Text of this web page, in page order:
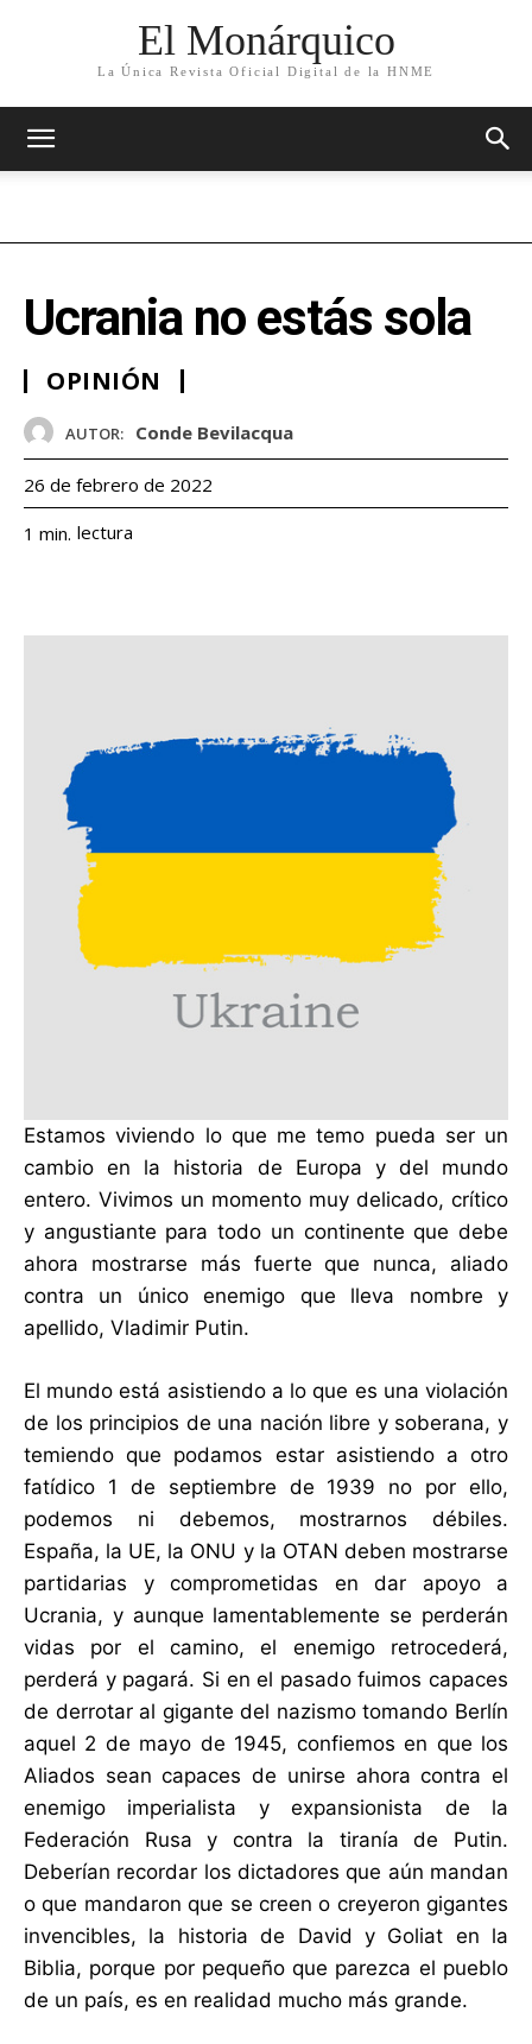
El Monárquico
La Única Revista Oficial Digital de la HNME
Ucrania no estás sola
OPINIÓN
AUTOR: Conde Bevilacqua
26 de febrero de 2022
1 min. lectura
Estamos viviendo lo que me temo pueda ser un
cambio en la historia de Europa y del mundo
entero. Vivimos un momento muy delicado, crítico
y angustiante para todo un continente que debe
ahora mostrarse más fuerte que nunca, aliado
contra un único enemigo que lleva nombre y
apellido, Vladimir Putin.
El mundo está asistiendo a lo que es una violación
de los principios de una nación libre y soberana, y
temiendo que podamos estar asistiendo a otro
fatídico 1 de septiembre de 1939 no por ello,
podemos ni debemos, mostrarnos débiles.
España, la UE, la ONU y la OTAN deben mostrarse
partidarias y comprometidas en dar apoyo a
Ucrania, y aunque lamentablemente se perderán
vidas por el camino, el enemigo retrocederá,
perderá y pagará. Si en el pasado fuimos capaces
de derrotar al gigante del nazismo tomando Berlín
aquel 2 de mayo de 1945, confiemos en que los
Aliados sean capaces de unirse ahora contra el
enemigo imperialista y expansionista de la
Federación Rusa y contra la tiranía de Putin.
Deberían recordar los dictadores que aún mandan
o que mandaron que se creen o creyeron gigantes
invencibles, la historia de David y Goliat en la
Biblia, porque por pequeño que parezca el pueblo
de un país, es en realidad mucho más grande.